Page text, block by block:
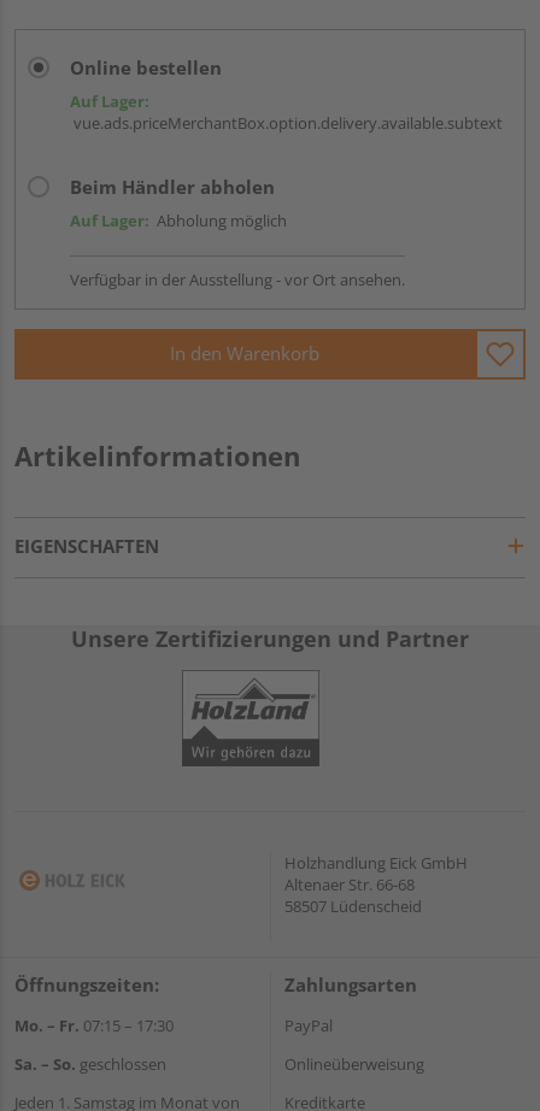
Online bestellen
Auf Lager:
vue.ads.priceMerchantBox.option.delivery.available.subtext
Beim Händler abholen
Auf Lager: Abholung möglich
Verfügbar in der Ausstellung - vor Ort ansehen.
In den Warenkorb
Artikelinformationen
EIGENSCHAFTEN
Unsere Zertifizierungen und Partner
Holzhandlung Eick GmbH
Altenaer Str. 66-68
58507 Lüdenscheid
Öffnungszeiten:
Mo. – Fr. 07:15 – 17:30
Sa. – So. geschlossen
Jeden 1. Samstag im Monat von
Zahlungsarten
PayPal
Onlineüberweisung
Kreditkarte